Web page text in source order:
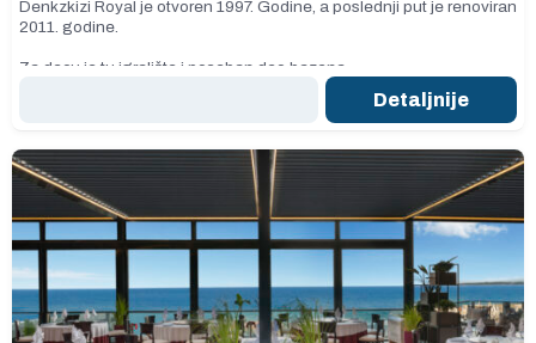
Denkzkizi Royal je otvoren 1997. Godine, a poslednji put je renoviran
2011. godine.
Za decu je tu igralište i poseban deo bazena.
Detaljnije